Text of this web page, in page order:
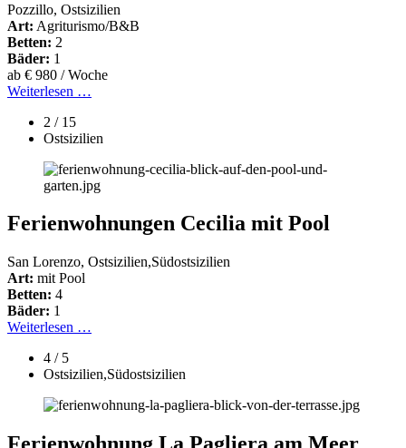
Pozzillo, Ostsizilien
Art: Agriturismo/B&B
Betten: 2
Bäder: 1
ab € 980 / Woche
Weiterlesen …
2 / 15
Ostsizilien
Ferienwohnungen Cecilia mit Pool
San Lorenzo, Ostsizilien,Südostsizilien
Art: mit Pool
Betten: 4
Bäder: 1
Weiterlesen …
4 / 5
Ostsizilien,Südostsizilien